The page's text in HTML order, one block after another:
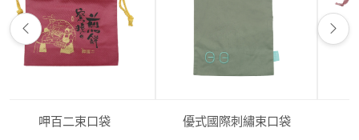
呷百二束口袋 優式國際刺繡束口袋